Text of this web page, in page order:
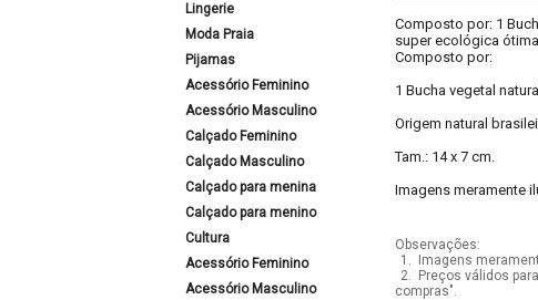
Lingerie
Moda Praia
Pijamas
Acessório Feminino
Acessório Masculino
Calçado Feminino
Calçado Masculino
Calçado para menina
Calçado para menino
Cultura
Acessório Feminino
Acessório Masculino
Composto por: 1
super ecológica
Composto por:
1 Bucha vegetal
Origem natural
Tam.: 14 x 7 cm.
Imagens meramente
Observações:
1.
Imagens
2.
Preços válidos
compras".